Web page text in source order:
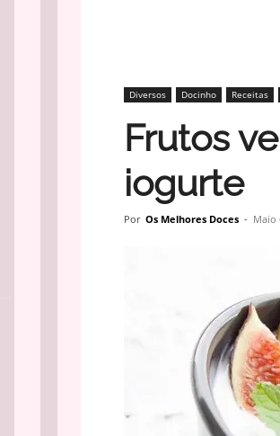
Diversos Docinho Receitas
Frutos
iogurte
Por Os Melhores Doces - Maio